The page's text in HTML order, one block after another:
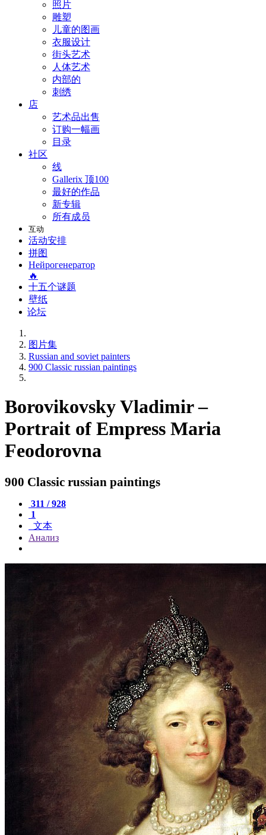
照片
雕塑
儿童的图画
衣服设计
街头艺术
人体艺术
内部的
刺绣
店
艺术品出售
订购一幅画
目录
社区
线
Gallerix 顶100
最好的作品
新专辑
所有成员
互动
活动安排
拼图
Нейрогенератор
🔥
十五个谜题
壁纸
论坛
图片集
Russian and soviet painters
900 Classic russian paintings
Borovikovsky Vladimir –
Portrait of Empress Maria
Feodorovna
900 Classic russian paintings
311 / 928
1
文本
Анализ